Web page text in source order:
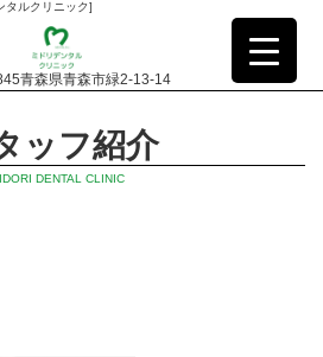
タルクリニック]
青森県青森市緑2-13-14
ッフ紹介
DENTAL CLINIC